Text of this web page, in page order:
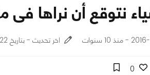
10 سنوات اخر تحديث - بتاريخ 2022-02-08
0